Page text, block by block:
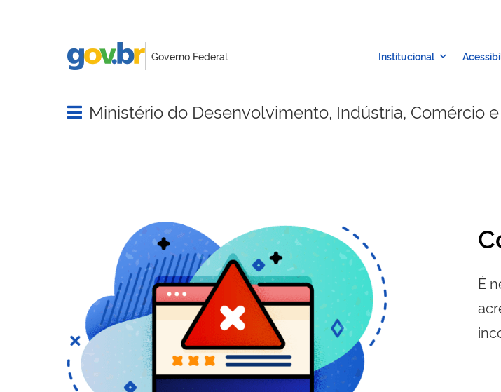
Abrir menu principal de navegação
Ministério do Desenvolvimento, Indústria, Comércio
É